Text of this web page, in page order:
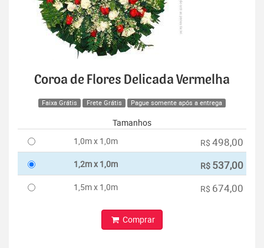
Coroa de Flores Delicada Vermelha
Faixa Grátis Frete Grátis Pague somente após a entrega
Tamanhos
1,0m x 1,0m
R$ 498,00
1,2m x 1,0m R$ 537,00
1,5m x 1,0m R$ 674,00
Comprar